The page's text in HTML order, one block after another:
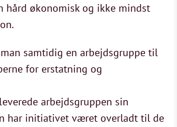
hård økonomisk og ikke mindst
samtidig en arbejdsgruppe til
for erstatning og
arbejdsgruppen sin
har initiativet været overladt til de